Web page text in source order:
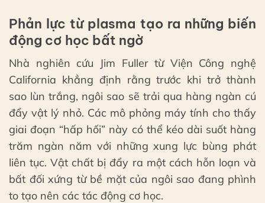
Phản lực từ plasma tạo ra những biến
động cơ học bất ngờ
Nhà nghiên cứu Jim Fuller từ Viện Công nghệ
California khẳng định rằng trước khi trở thành
sao lùn trắng, ngôi sao sẽ trải qua hàng ngàn cú
đẩy vật lý nhỏ. Các mô phỏng máy tính cho thấy
giai đoạn “hấp hối” này có thể kéo dài suốt hàng
trăm ngàn năm với những xung lực bùng phát
liên tục. Vật chất bị đẩy ra một cách hỗn loạn và
bất đối xứng từ bề mặt của ngôi sao đang phình
to tạo nên các tác động cơ học.